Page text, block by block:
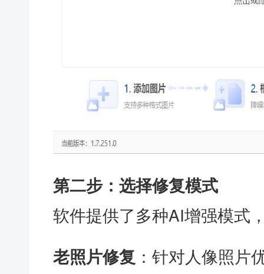
第二步：选择修复模式
软件提供了多种AI增强模式
老照片修复 ：针对人像照片